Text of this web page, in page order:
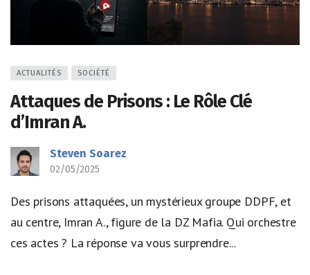
ACTUALITÉS SOCIÉTÉ
Attaques de Prisons : Le Rôle Clé
d’Imran A.
Steven Soarez
02/05/2025
Des prisons attaquées, un mystérieux groupe DDPF, et
au centre, Imran A., figure de la DZ Mafia. Qui orchestre
ces actes ? La réponse va vous surprendre...